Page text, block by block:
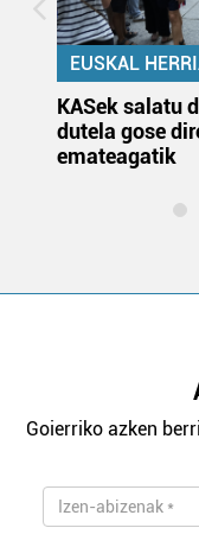
EUSKAL
KASek salatu
dutela gose
emateagatik
Goierriko azken